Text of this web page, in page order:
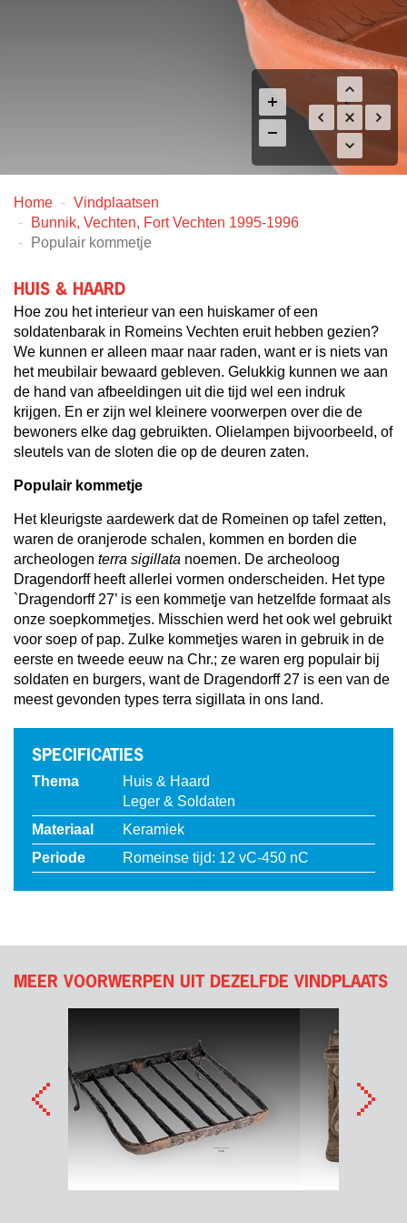
Home
Vindplaatsen
Bunnik, Vechten, Fort Vechten 1995-1996
Populair kommetje
HUIS & HAARD
Hoe zou het interieur van een huiskamer of een
soldatenbarak in Romeins Vechten eruit hebben gezien?
We kunnen er alleen maar naar raden, want er is niets van
het meubilair bewaard gebleven. Gelukkig kunnen we aan
de hand van afbeeldingen uit die tijd wel een indruk
krijgen. En er zijn wel kleinere voorwerpen over die de
bewoners elke dag gebruikten. Olielampen bijvoorbeeld, of
sleutels van de sloten die op de deuren zaten.
Populair kommetje
Het kleurigste aardewerk dat de Romeinen op tafel zetten,
waren de oranjerode schalen, kommen en borden die
archeologen terra sigillata noemen. De archeoloog
Dragendorff heeft allerlei vormen onderscheiden. Het type
`Dragendorff 27’ is een kommetje van hetzelfde formaat als
onze soepkommetjes. Misschien werd het ook wel gebruikt
voor soep of pap. Zulke kommetjes waren in gebruik in de
eerste en tweede eeuw na Chr.; ze waren erg populair bij
soldaten en burgers, want de Dragendorff 27 is een van de
meest gevonden types terra sigillata in ons land.
SPECIFICATIES
Thema
Huis & Haard
Leger & Soldaten
Materiaal
Keramiek
Periode
Romeinse tijd: 12 vC-450 nC
MEER VOORWERPEN UIT DEZELFDE VINDPLAATS